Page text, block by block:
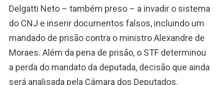
Delgatti Neto – também preso – a invadir o sistema
do CNJ e inserir documentos falsos, incluindo um
mandado de prisão contra o ministro Alexandre de
Moraes. Além da pena de prisão, o STF determinou
a perda do mandato da deputada, decisão que ainda
será analisada pela Câmara dos Deputados.